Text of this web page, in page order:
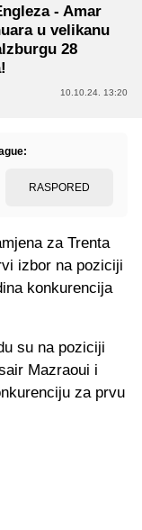
- Amar
u velikanu
28
10.10.24. 13:20
RASPORED
za Trenta
izbor na poziciji
konkurencija
su na poziciji
Mazraoui i
za prvu